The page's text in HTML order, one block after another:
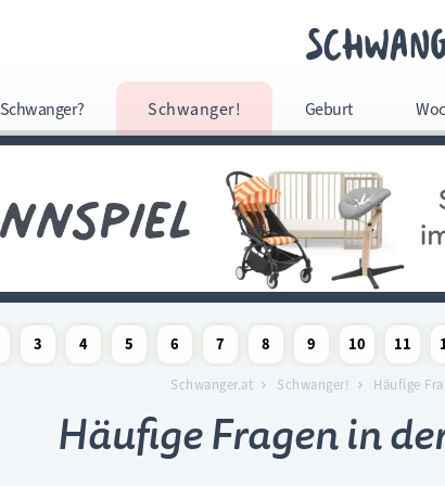
Schwanger? Schwanger! Geburt
3
4
5
Schwangerschaftswoche
6
Schwangerschaftswoche
7
Schwangerschaftswoche
8
Schwangerschaftswoche
9
Schwangerschaftswoche
10
Schwangerschaftswoche
11
Schwanger.at Schwanger! Häufige
Häufige Fragen in